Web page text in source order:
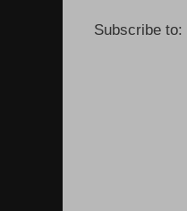
Subscribe to: